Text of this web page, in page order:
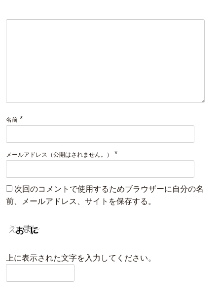
名前 *
メールアドレス（公開はされません。） *
次回のコメントで使用するためブラウザーに自分の名
前、メールアドレス、サイトを保存する。
上に表示された文字を入力してください。